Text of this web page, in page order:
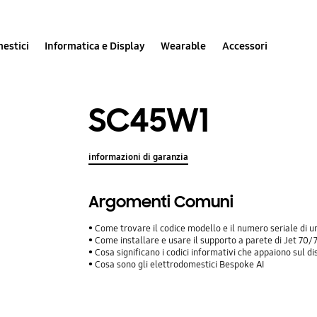
Informatica e Display Wearable Accessori
SC45W1
informazioni di garanzia
Argomenti Comuni
Come trovare il codice modello e il numero seriale di
Come installare e usare il supporto a parete di Jet 70/
Cosa significano i codici informativi che appaiono sul
Cosa sono gli elettrodomestici Bespoke AI